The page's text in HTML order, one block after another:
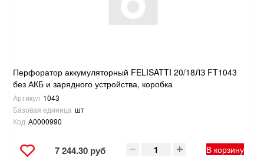
Перфоратор аккумуляторный FELISATTI 20/18ЛЗ FT1043
без АКБ и зарядного устройства, коробка
Артикул 1043
Базовая единица шт
Код А0000990
7 244.30 руб В корзину